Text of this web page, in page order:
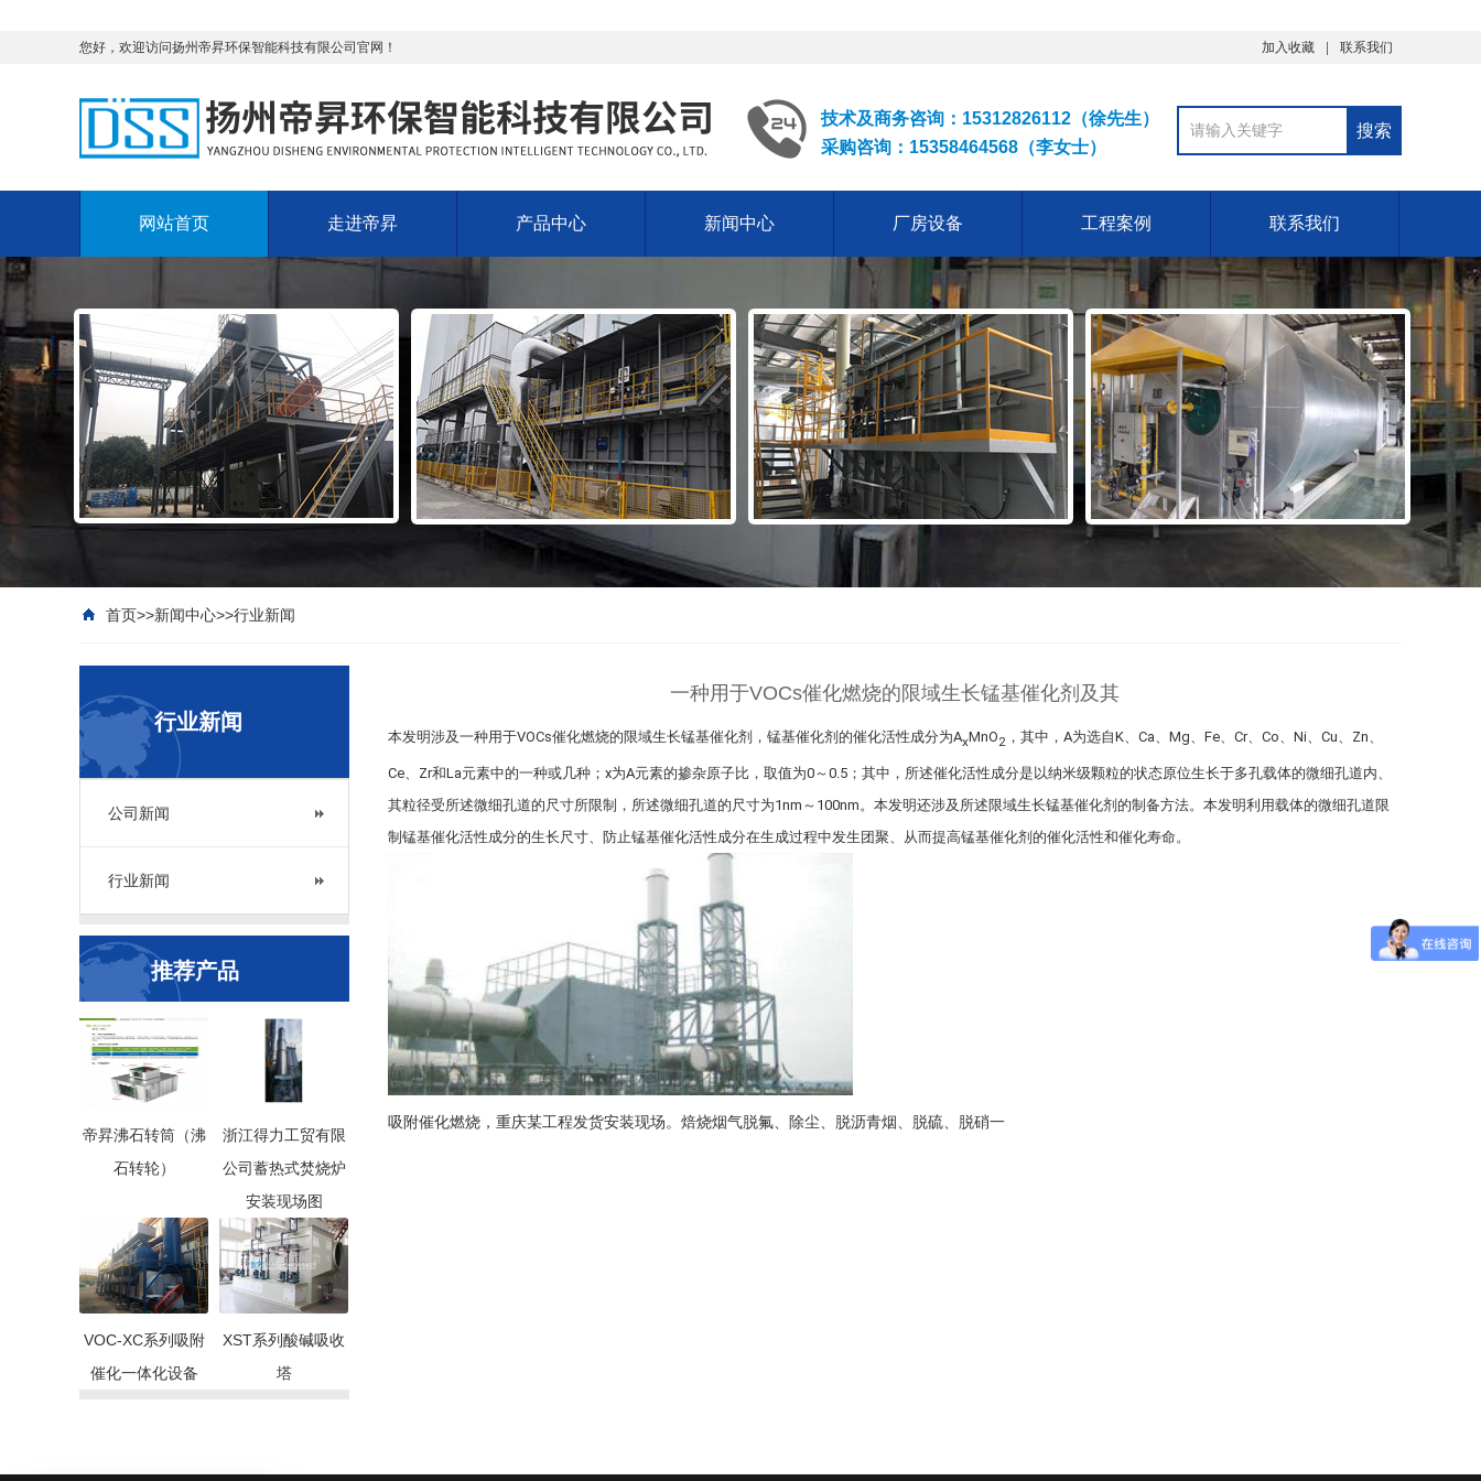
您好，欢迎访问扬州帝昇环保智能科技有限公司官网！ 加入收藏 联系我们
技术及商务咨询：15312826112（徐先生）
采购咨询：15358464568（李女士）
网站首页 走进帝昇 产品中心 新闻中心 厂房设备 工程案例 联系我们
首页>>新闻中心>>行业新闻
行业新闻
公司新闻
行业新闻
推荐产品
帝昇沸石转筒（沸
石转轮）
浙江得力工贸有限
公司蓄热式焚烧炉
安装现场图
VOC-XC系列吸附
催化一体化设备
XST系列酸碱吸收
塔
一种用于VOCs催化燃烧的限域生长锰基催化剂及其
本发明涉及一种用于VOCs催化燃烧的限域生长锰基催化剂，锰基催化剂的催化活性成分为AxMnO2 ，其中，A为选自K、Ca、Mg、Fe、Cr、Co、Ni、Cu、Zn、
Ce、Zr和La元素中的一种或几种；x为A元素的掺杂原子比，取值为0～0.5；其中，所述催化活性成分是以纳米级颗粒的状态原位生长于多孔载体的微细孔道内、
其粒径受所述微细孔道的尺寸所限制，所述微细孔道的尺寸为1nm～100nm。本发明还涉及所述限域生长锰基催化剂的制备方法。本发明利用载体的微细孔道限
制锰基催化活性成分的生长尺寸、防止锰基催化活性成分在生成过程中发生团聚、从而提高锰基催化剂的催化活性和催化寿命。
吸附催化燃烧，重庆某工程发货安装现场。 焙烧烟气脱氟、除尘、脱沥青烟、脱硫、脱硝一